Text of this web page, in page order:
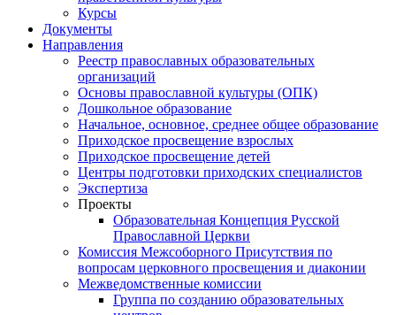
Курсы
Документы
Направления
Реестр православных образовательных
организаций
Основы православной культуры (ОПК)
Дошкольное образование
Начальное, основное, среднее общее образование
Приходское просвещение взрослых
Приходское просвещение детей
Центры подготовки приходских специалистов
Экспертиза
Проекты
Образовательная Концепция Русской
Православной Церкви
Комиссия Межсоборного Присутствия по
вопросам церковного просвещения и диаконии
Межведомственные комиссии
Группа по созданию образовательных